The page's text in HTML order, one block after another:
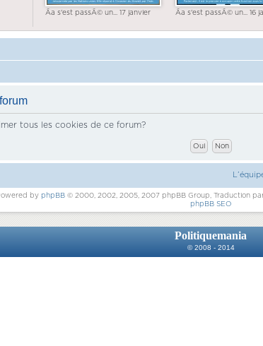
Ãa s'est passÃ© un... 17 janvier Ãa s'est passÃ© un... 16
tous les cookies de ce forum?
by phpBB© 2000, 2002, 2005, 2007 phpBB Group, Traduction
phpBB SEO
Politiquemania
© 2008 - 2014